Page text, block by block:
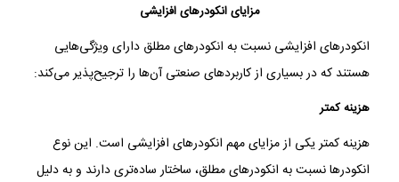
مزایای انکودرهای افزایشی
انکودرهای افزایشی نسبت به انکودرهای مطلق دارای ویژگی‌هایی
هستند که در بسیاری از کاربردهای صنعتی آن‌ها را ترجیح‌پذیر می‌کند:
هزینه کمتر
هزینه کمتر یکی از مزایای مهم انکودرهای افزایشی است. این نوع
انکودرها نسبت به انکودرهای مطلق، ساختار ساده‌تری دارند و به دلیل